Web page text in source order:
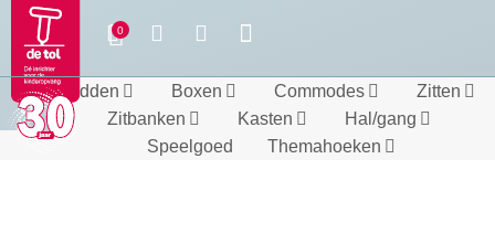
Bedden Boxen Commodes
Zitten
Zitbanken
Kasten
Hal/gang
Speelgoed
Themahoeken